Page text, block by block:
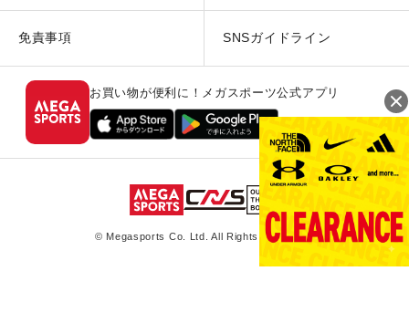
免責事項 SNSガイドライン
お買い物が便利に！メガスポーツ公式アプリ
© Megasports Co. Ltd. All Rights Reserved.